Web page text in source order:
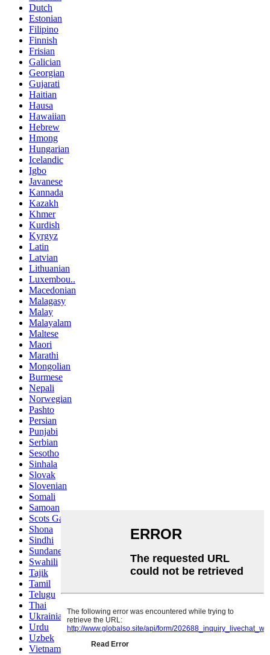
Dutch
Estonian
Filipino
Finnish
Frisian
Galician
Georgian
Gujarati
Haitian
Hausa
Hawaiian
Hebrew
Hmong
Hungarian
Icelandic
Igbo
Javanese
Kannada
Kazakh
Khmer
Kurdish
Kyrgyz
Latin
Latvian
Lithuanian
Luxembou..
Macedonian
Malagasy
Malay
Malayalam
Maltese
Maori
Marathi
Mongolian
Burmese
Nepali
Norwegian
Pashto
Persian
Punjabi
Serbian
Sesotho
Sinhala
Slovak
Slovenian
Somali
Samoan
Scots Gaelic
Shona
Sindhi
Sundanese
Swahili
Tajik
Tamil
Telugu
Thai
Ukrainian
Urdu
Uzbek
Vietnamese